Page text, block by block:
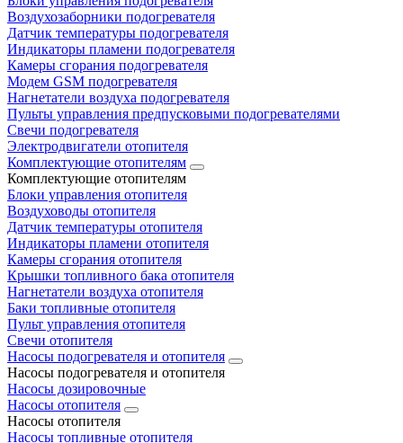
Воздухозаборники подогревателя
Датчик температуры подогревателя
Индикаторы пламени подогревателя
Камеры сгорания подогревателя
Модем GSM подогревателя
Нагнетатели воздуха подогревателя
Пульты управления предпусковыми подогревателями
Свечи подогревателя
Электродвигатели отопителя
Комплектующие отопителям
Комплектующие отопителям
Блоки управления отопителя
Воздуховоды отопителя
Датчик температуры отопителя
Индикаторы пламени отопителя
Камеры сгорания отопителя
Крышки топливного бака отопителя
Нагнетатели воздуха отопителя
Баки топливные отопителя
Пульт управления отопителя
Свечи отопителя
Насосы подогревателя и отопителя
Насосы подогревателя и отопителя
Насосы дозировочные
Насосы отопителя
Насосы отопителя
Насосы топливные отопителя